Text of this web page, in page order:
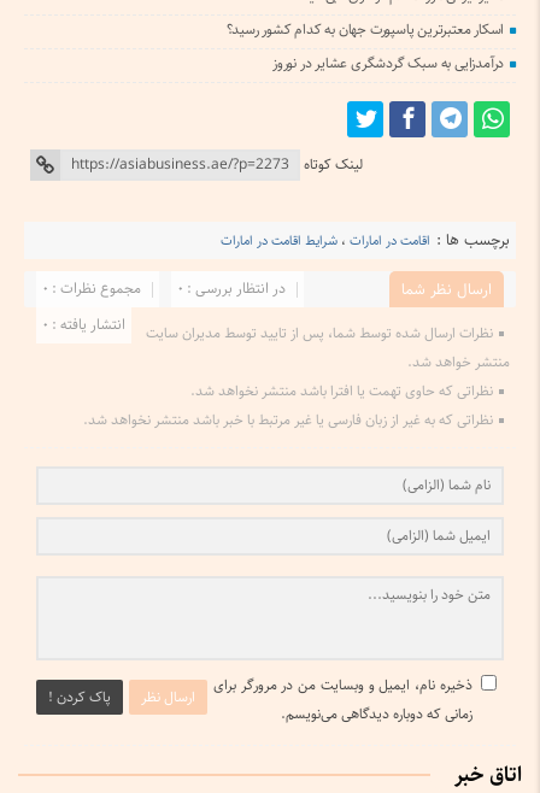
اسکار معتبرترین پاسپورت جهان به کدام کشور رسید؟
درآمدزایی به سبک گردشگری عشایر در نوروز
لینک کوتاه
برچسب ها : اقامت در امارات ، شرایط اقامت در امارات
ارسال نظر شما مجموع نظرات : 0
در انتظار بررسی : 0
انتشار یافته : 0
نظرات ارسال شده توسط شما، پس از تایید توسط مدیران سایت
منتشر خواهد شد.
نظراتی که حاوی تهمت یا افترا باشد منتشر نخواهد شد.
نظراتی که به غیر از زبان فارسی یا غیر مرتبط با خبر باشد منتشر نخواهد شد.
ارسال نظر پاک کردن !
ذخیره نام، ایمیل و وبسایت من در مرورگر برای
زمانی که دوباره دیدگاهی می‌نویسم.
اتاق خبر